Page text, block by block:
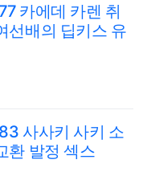
카에데 카렌 취
선배의 딥키스 유
사사키 사키 소
환 발정 섹스